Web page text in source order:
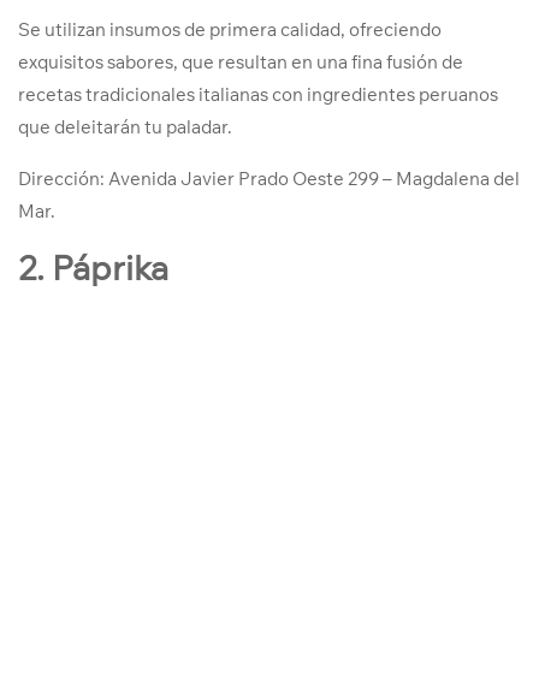
Se utilizan insumos de primera calidad, ofreciendo
exquisitos sabores, que resultan en una fina fusión de
recetas tradicionales italianas con ingredientes peruanos
que deleitarán tu paladar.
Dirección: Avenida Javier Prado Oeste 299 – Magdalena del
Mar.
2. Páprika